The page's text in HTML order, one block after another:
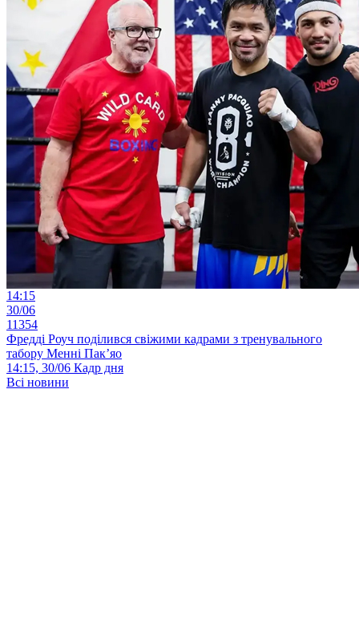
14:15
30/06
11354
Фредді Роуч поділився свіжими кадрами з тренувального
табору Менні Пак’яо
14:15, 30/06 Кадр дня
Всі новини